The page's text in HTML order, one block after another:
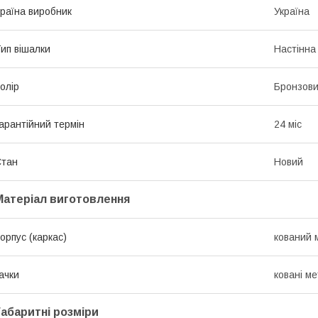
виробник Україна
вішалки Настінна
термін 24 міс
Новий
виготовлення
(каркас) кований
ковані
розміри